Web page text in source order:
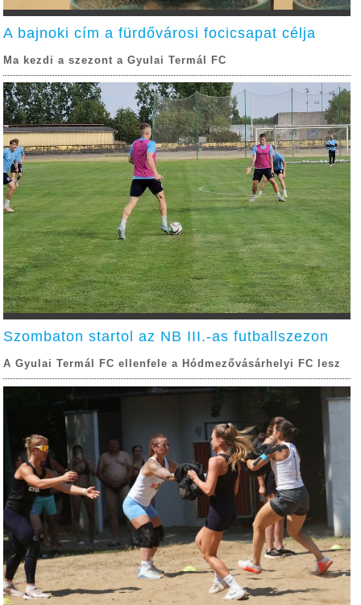
A bajnoki cím a fürdővárosi focicsapat célja
Ma kezdi a szezont a Gyulai Termál FC
Szombaton startol az NB III.-as futballszezon
A Gyulai Termál FC ellenfele a Hódmezővásárhelyi FC lesz